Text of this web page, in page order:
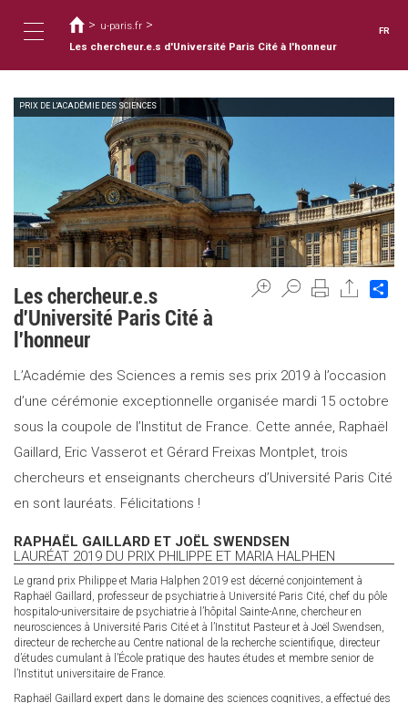
contenu
Toggle
navigation
êtes
ici
> u-paris.fr >
Les chercheur.e.s d'Université Paris Cité à l'honneur
FR
PRIX DE L'ACADÉMIE DES SCIENCES
Les chercheur.e.s
d'Université Paris Cité à
l'honneur
L’Académie des Sciences a remis ses prix 2019 à l’occasion
d’une cérémonie exceptionnelle organisée mardi 15 octobre
sous la coupole de l’Institut de France. Cette année, Raphaël
Gaillard, Eric Vasserot et Gérard Freixas Montplet, trois
chercheurs et enseignants chercheurs d’Université Paris Cité
en sont lauréats. Félicitations !
RAPHAËL GAILLARD ET JOËL SWENDSEN
LAURÉAT 2019 DU PRIX PHILIPPE ET MARIA HALPHEN
Le grand prix Philippe et Maria Halphen 2019 est décerné conjointement à
Raphaël Gaillard, professeur de psychiatrie à Université Paris Cité, chef du pôle
hospitalo-universitaire de psychiatrie à l’hôpital Sainte-Anne, chercheur en
neurosciences à Université Paris Cité et à l’Institut Pasteur et à Joël Swendsen,
directeur de recherche au Centre national de la recherche scientifique, directeur
d’études cumulant à l’École pratique des hautes études et membre senior de
l’Institut universitaire de France.
Raphaël Gaillard expert dans le domaine des sciences cognitives, a effectué des